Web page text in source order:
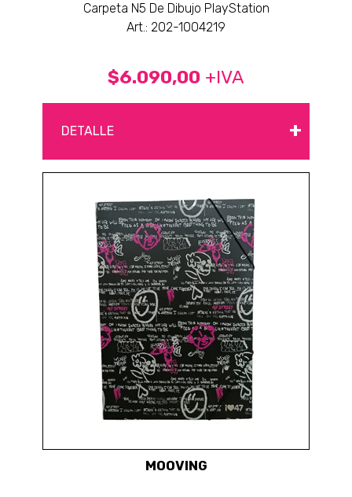
Carpeta N5 De Dibujo PlayStation
Art.: 202-1004219
$6.090,00 +IVA
DETALLE +
MOOVING